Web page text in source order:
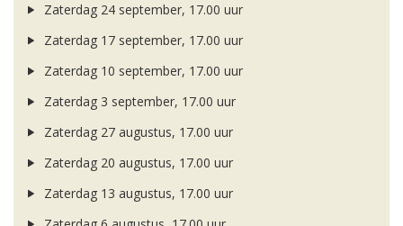
Zaterdag 24 september, 17.00 uur
Zaterdag 17 september, 17.00 uur
Zaterdag 10 september, 17.00 uur
Zaterdag 3 september, 17.00 uur
Zaterdag 27 augustus, 17.00 uur
Zaterdag 20 augustus, 17.00 uur
Zaterdag 13 augustus, 17.00 uur